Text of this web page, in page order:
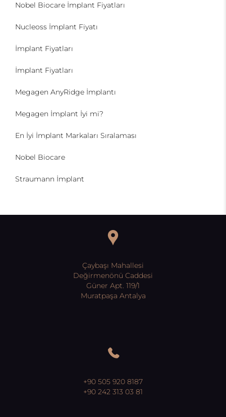
Nobel Biocare İmplant Fiyatları
Nucleoss İmplant Fiyatı
İmplant Fiyatları
İmplant Fiyatları
Megagen AnyRidge İmplantı
Megagen İmplant İyi mi?
En İyi İmplant Markaları Sıralaması
Nobel Biocare
Straumann İmplant
Çaybaşı Mahallesi
Değirmenönü Caddesi
Güner Apt. 119/1
Muratpaşa Antalya
+90 505 920 8187
+90 242 313 03 81